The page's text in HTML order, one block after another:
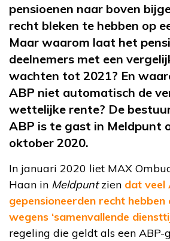
pensioenen naar boven
recht bleken te hebben op
Maar waarom laat het
deelnemers met een
wachten tot 2021? En
ABP niet automatisch de
wettelijke rente? De
ABP is te gast in Meldpunt
oktober 2020.
In januari 2020 liet MAX
Haan in Meldpuntzien dat veel
gepensioneerden recht hebben
wegens ‘samenvallende
regeling die geldt als een ABP-